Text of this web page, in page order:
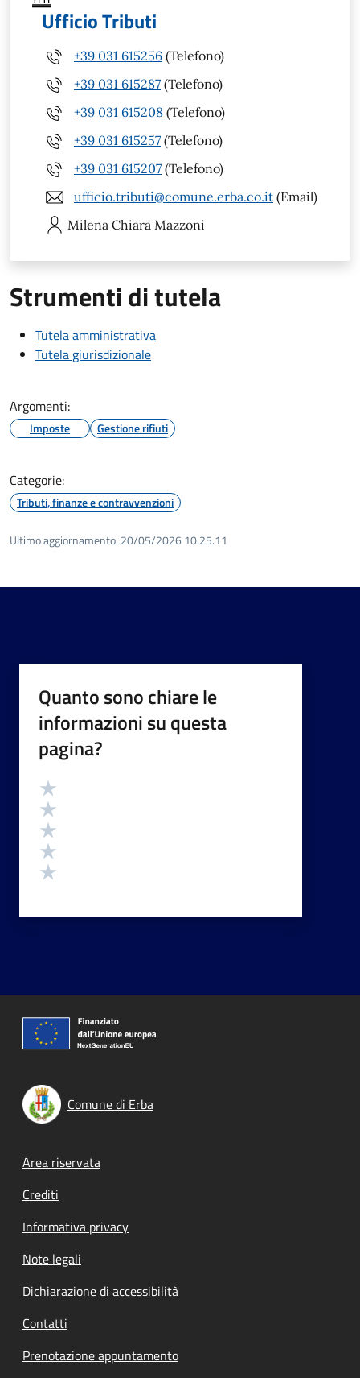
Ufficio Tributi
+39 031 615256 (Telefono)
+39 031 615287 (Telefono)
+39 031 615208 (Telefono)
+39 031 615257 (Telefono)
+39 031 615207 (Telefono)
ufficio.tributi@comune.erba.co.it (Email)
Milena Chiara Mazzoni
Strumenti di tutela
Tutela amministrativa
Tutela giurisdizionale
Argomenti:
Imposte Gestione rifiuti
Categorie:
Tributi, finanze e contravvenzioni
Ultimo aggiornamento: 20/05/2026 10:25.11
Quanto sono chiare le
informazioni su questa
pagina?
Valutazione
Comune di Erba
Footer menu
Area riservata
Crediti
Informativa privacy
Note legali
Dichiarazione di accessibilità
Contatti
Prenotazione appuntamento